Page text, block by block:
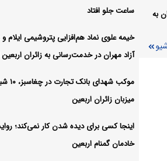
به
ساعت جلو افتاد
خیمه علوی نماد هم‌افزایی پتروشیمی ایلام
آزاد مهران در خدمت‌رسانی به زائران
موکب
میزبان زائران اربعین
اینجا کسی برای دیده شدن کار نمی‌کند؛
خادمان گمنام اربعین